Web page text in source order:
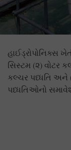
હાઈડ્રોપોનિક્સ
સિસ્ટમ (૨) વોટર
કલ્ચર પધ્ધતિ અને
પધ્ધતિઓનો